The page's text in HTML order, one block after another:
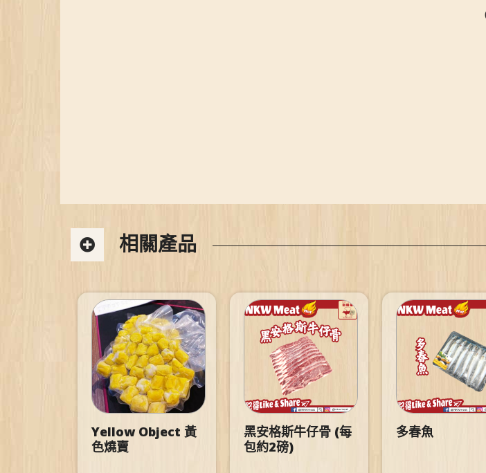
相關產品
Yellow Object 黃
色燒賣
黑安格斯牛仔骨 (每
包約2磅)
多春魚